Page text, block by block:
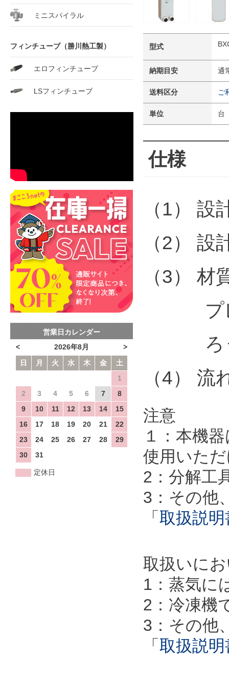
型式
納期目安 通
送料区分 ご
単位 台
仕様
（1） 設
（2）
（3） 材
プレ
ろう
（4） 流
注意
１：本機
使用いた
2：分解工
3：その他
「 取扱説明
取扱いに
1：蒸気に
2：冷凍機
3：その他
「 取扱説明
ミニスパイラル
フィンチューブ（勝川熱工製）
エロフィンチューブ
LSフィンチューブ
営業日カレンダー
2026年8月
<
>
日
月 火 水 木 金
土
1
2
3 4 5 6 7
8
9
10 11 12 13 14
15
16
17 18 19 20 21
22
23
24 25 26 27 28
29
30
31
定休日